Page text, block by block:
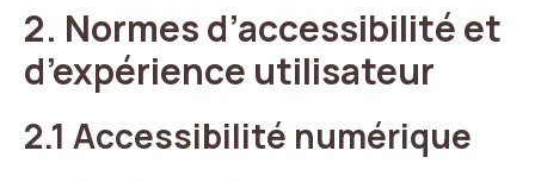
2. Normes d’accessibilité et
d’expérience utilisateur
2.1 Accessibilité numérique